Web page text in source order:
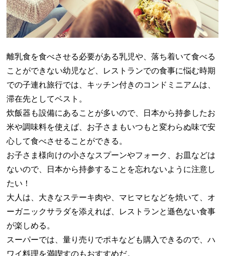
離乳食を食べさせる必要がある乳児や、落ち着いて食べる
ことができない幼児など、レストランでの食事に悩む時期
での子連れ旅行では、キッチン付きのコンドミニアムは、
滞在先としてベスト。
炊飯器も設備にあることが多いので、日本から持参したお
米や調味料を使えば、お子さまもいつもと変わらぬ味で安
心して食べさせることができる。
お子さま様向けの小さなスプーンやフォーク、お皿などは
ないので、日本から持参することを忘れないように注意し
たい！
大人は、大きなステーキ肉や、マヒマヒなどを焼いて、オ
ーガニックサラダを添えれば、レストランと遜色ない食事
が楽しめる。
スーパーでは、量り売りでポキなども購入できるので、ハ
ワイ料理を満喫すのもおすすめだ。